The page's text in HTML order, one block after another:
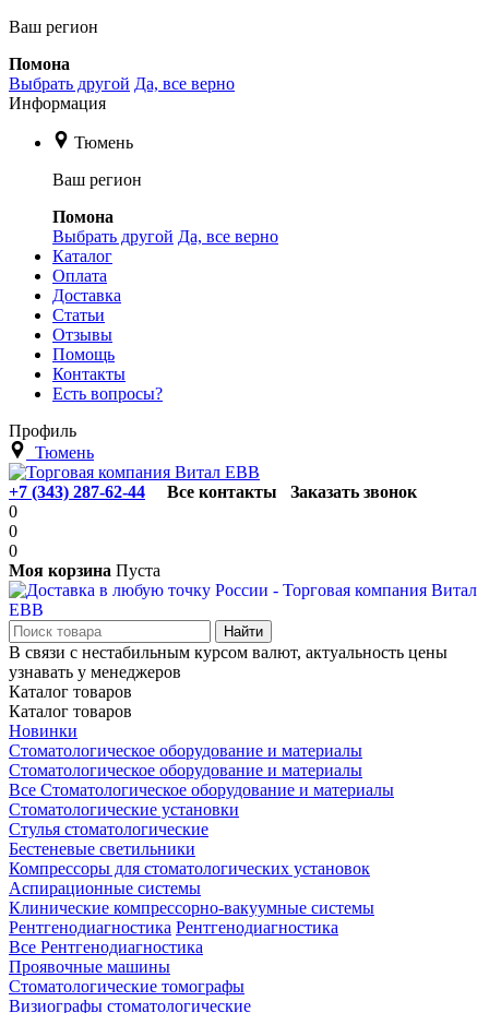
Ваш регион
Помона
Выбрать другой Да, все верно
Информация
Тюмень
Ваш регион
Помона
Выбрать другой Да, все верно
Каталог
Оплата
Доставка
Статьи
Отзывы
Помощь
Контакты
Есть вопросы?
Профиль
Тюмень
+7 (343) 287-62-44 Все контакты
Заказать звонок
0
0
0
Моя корзина Пуста
В связи с нестабильным курсом валют, актуальность цены
узнавать у менеджеров
Каталог товаров
Каталог товаров
Новинки
Стоматологическое оборудование и материалы
Стоматологическое оборудование и материалы
Все Стоматологическое оборудование и материалы
Стоматологические установки
Стулья стоматологические
Бестеневые светильники
Компрессоры для стоматологических установок
Аспирационные системы
Клинические компрессорно-вакуумные системы
Рентгенодиагностика Рентгенодиагностика
Все Рентгенодиагностика
Проявочные машины
Стоматологические томографы
Визиографы стоматологические